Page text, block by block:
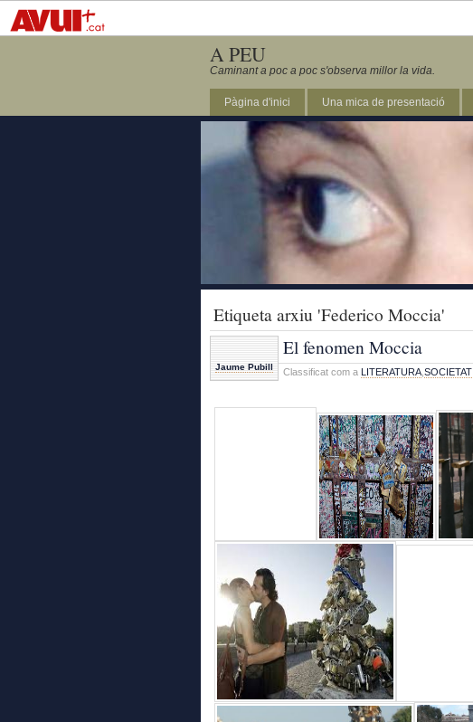
A PEU
Caminant a poc a poc s'observa millor la vida.
Pàgina d'inici Una mica de presentació
Etiqueta arxiu 'Federico Moccia'
Jaume Pubill
El fenomen Moccia
Classificat com a LITERATURA SOCIETAT